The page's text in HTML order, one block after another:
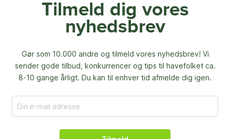
Tilmeld dig vores
nyhedsbrev
Gør som 10.000 andre og tilmeld vores nyhedsbrev! Vi
sender gode tilbud, konkurrencer og tips til havefolket ca.
8-10 gange årligt. Du kan til enhver tid afmelde dig igen.